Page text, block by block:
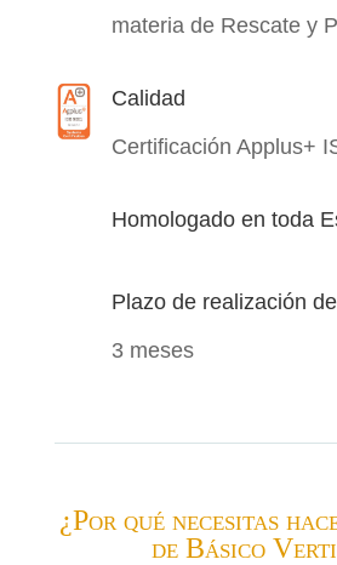
materia de Rescate y
Calidad
Certificación Applus+
Homologado en toda
Plazo de realización
3 meses
¿Por qué necesitas
de Básico